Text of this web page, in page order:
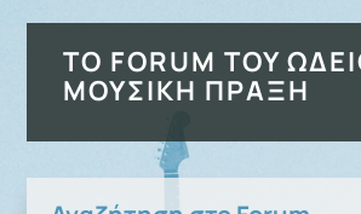
ΤΟ FORUM ΤΟΥ
ΜΟΥΣΙΚΉ ΠΡΆΞΗ